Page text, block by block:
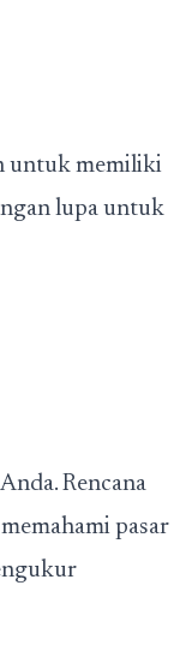
untuk memiliki
lupa untuk
Rencana
pasar